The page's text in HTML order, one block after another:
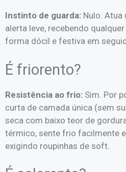
Instinto de guarda: Nulo.
alerta leve, recebendo
forma dócil e festiva em
É friorento?
Resistência ao frio: Sim. Por
curta de camada única (sem
seca com baixo teor de
térmico, sente frio facilmente
exigindo roupinhas de soft.